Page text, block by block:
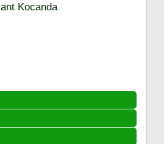
Kocanda